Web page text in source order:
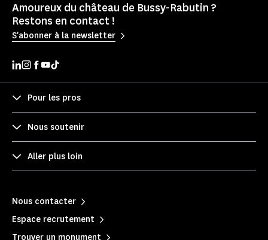
Amoureux du château de Bussy-Rabutin ?
Restons en contact !
S'abonner à la newsletter
Pour les pros
Nous soutenir
Aller plus loin
Nous contacter
Espace recrutement
Trouver un monument